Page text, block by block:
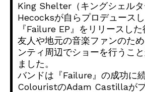
King Shelter（キングシェル
Hecocksが自らプロデュース
『Failure EP』をリリースし
友人や地元の音楽ファンのた
ンティ周辺でショーを行うこ
ました。
バンドは『Failure』の成功に続
ColouristのAdam Castillaが